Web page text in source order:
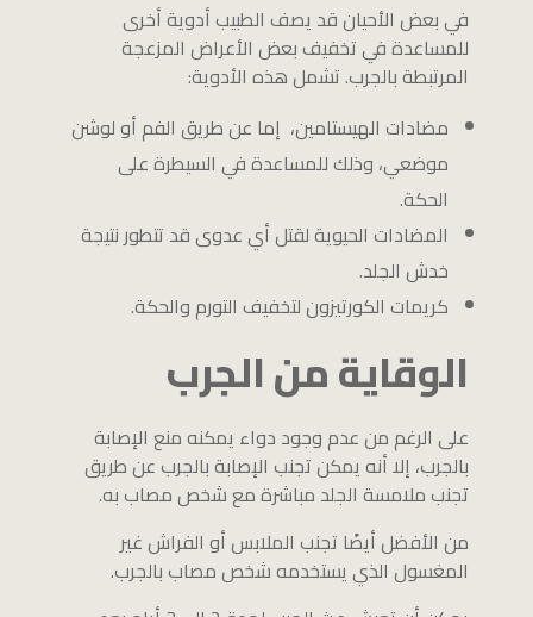
في بعض الأحيان قد يصف الطبيب أدوية أخرى
للمساعدة في تخفيف بعض الأعراض المزعجة
المرتبطة بالجرب. تشمل هذه الأدوية:
مضادات الهيستامين، إما عن طريق الفم أو لوشن
موضعي، وذلك للمساعدة في السيطرة على
الحكة.
المضادات الحيوية لقتل أي عدوى قد تتطور نتيجة
خدش الجلد.
كريمات الكورتيزون لتخفيف التورم والحكة.
الوقاية من الجرب
على الرغم من عدم وجود دواء يمكنه منع الإصابة
بالجرب، إلا أنه يمكن تجنب الإصابة بالجرب عن طريق
تجنب ملامسة الجلد مباشرة مع شخص مصاب به.
من الأفضل أيضًا تجنب الملابس أو الفراش غير
المغسول الذي يستخدمه شخص مصاب بالجرب.